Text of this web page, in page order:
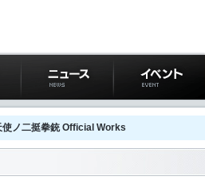
ニュース イベント
使ノ二挺拳銃 Official Works